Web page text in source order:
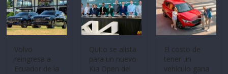
Volvo
reingresa a
Ecuador de la
Quito se alista
para un nuevo
Kia Open del
El costo de
tener un
vehículo gana